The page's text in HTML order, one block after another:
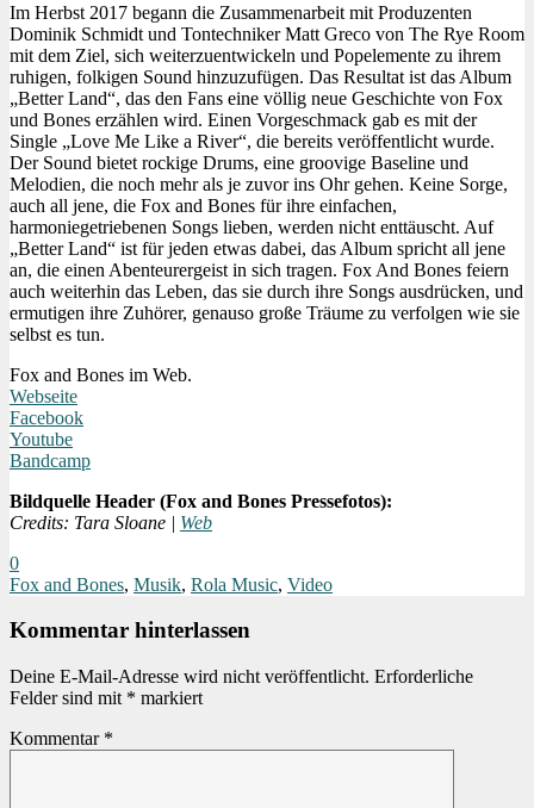
Im Herbst 2017 begann die Zusammenarbeit mit Produzenten
Dominik Schmidt und Tontechniker Matt Greco von The Rye Room
mit dem Ziel, sich weiterzuentwickeln und Popelemente zu ihrem
ruhigen, folkigen Sound hinzuzufügen. Das Resultat ist das Album
„Better Land“, das den Fans eine völlig neue Geschichte von Fox
und Bones erzählen wird. Einen Vorgeschmack gab es mit der
Single „Love Me Like a River“, die bereits veröffentlicht wurde.
Der Sound bietet rockige Drums, eine groovige Baseline und
Melodien, die noch mehr als je zuvor ins Ohr gehen. Keine Sorge,
auch all jene, die Fox and Bones für ihre einfachen,
harmoniegetriebenen Songs lieben, werden nicht enttäuscht. Auf
„Better Land“ ist für jeden etwas dabei, das Album spricht all jene
an, die einen Abenteurergeist in sich tragen. Fox And Bones feiern
auch weiterhin das Leben, das sie durch ihre Songs ausdrücken, und
ermutigen ihre Zuhörer, genauso große Träume zu verfolgen wie sie
selbst es tun.
Fox and Bones im Web.
Webseite
Facebook
Youtube
Bandcamp
Bildquelle Header (Fox and Bones Pressefotos):
Credits: Tara Sloane | Web
0
Fox and Bones, Musik, Rola Music, Video
Kommentar hinterlassen
Deine E-Mail-Adresse wird nicht veröffentlicht. Erforderliche
Felder sind mit * markiert
Kommentar *